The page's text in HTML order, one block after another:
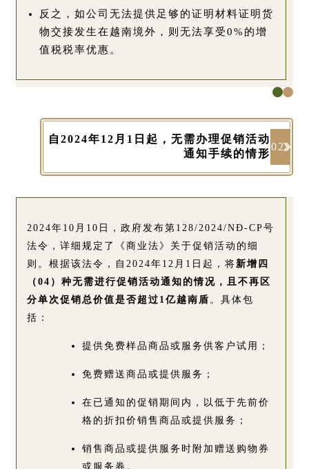
反之，如公司无法提供足够的证明材料证明货
物交接发生在越南境外，则无法享受0%的增
值税税率优惠。
自2024年12月1日起，无需办理促销活动
通知手续的情形
02
2024年10月10日，政府发布第128/2024/NĐ-CP号
法令，详细规定了《商业法》关于促销活动的细
则。根据该法令，自2024年12月1日起，将 新增四
（04）种无需进行促销活动通知的情况，且不再区
分单次促销总价值是否超过1亿越南盾 。具体包
括：
提供免费样品商品或服务供客户试用；
免费赠送商品或提供服务；
在已通知的促销期间内，以低于先前价
格的折扣价销售商品或提供服务；
销售商品或提供服务时附加赠送购物券
或服务券。